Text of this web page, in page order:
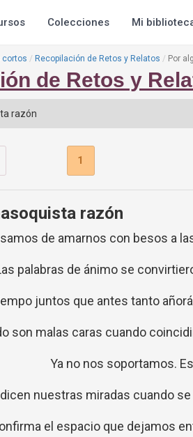
Colecciones Mi
cortos Recopilación de Retos y Relatos Por
de Retos y
1
razón
de amarnos con besos a
palabras de ánimo se
juntos que antes tanto
son malas caras cuando
Ya no nos soportamos.
nuestras miradas cuando
el espacio que dejamos